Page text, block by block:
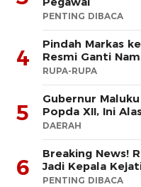
PENTING DIBACA
4
Pindah Markas
Resmi Ganti
RUPA-RUPA
5
Gubernur
Popda XII, Ini
DAERAH
6
Breaking News!
Jadi Kepala
PENTING DIBACA